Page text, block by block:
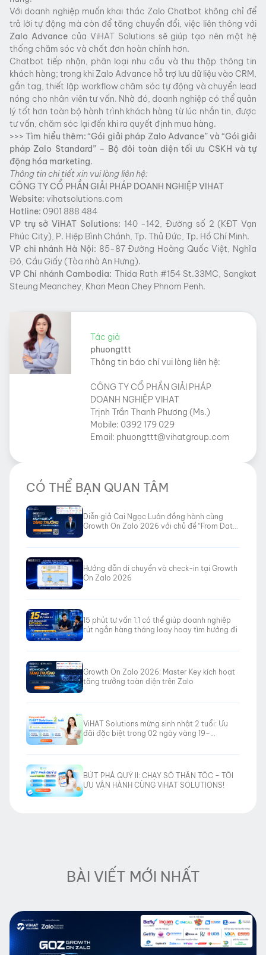
Với doanh nghiệp muốn khai thác Zalo Chatbot không chỉ để
trả lời tự động mà còn để tăng chuyển đổi, việc liên thông với
Zalo Advancecủa ViHAT Solutions sẽ giúp tạo nên một hệ
thống chăm sóc và chốt đơn hoàn chỉnh hơn.
Chatbot tiếp nhận, phân loại nhu cầu và thu thập thông tin
khách hàng; trong khi Zalo Advance hỗ trợ lưu dữ liệu vào CRM,
gắn tag, thiết lập workflow chăm sóc tự động và chuyển lead
nóng cho nhân viên tư vấn. Nhờ đó, doanh nghiệp có thể quản
lý tốt hơn toàn bộ hành trình khách hàng từ lúc nhắn tin, được
tư vấn, chăm sóc lại đến khi ra quyết định mua hàng.
>>> Tìm hiểu thêm:“Gói giải pháp Zalo Advance” và “Gói giải
pháp Zalo Standard” – Bộ đôi toàn diện tối ưu CSKH và tự
động hóa marketing.
Thông tin chi tiết xin vui lòng liên hệ:
CÔNG TY CỔ PHẦN GIẢI PHÁP DOANH NGHIỆP VIHAT
Website: vihatsolutions.com
Hotline: 0901 888 484
VP trụ sởViHAT Solutions: 140 -142, Đường số 2 (KĐT Vạn
Phúc City), P. Hiệp Bình Chánh, Tp. Thủ Đức, Tp. Hồ Chí Minh.
VP chi nhánh Hà Nội: 85-87 Đường Hoàng Quốc Việt, Nghĩa
Đô, Cầu Giấy (Tòa nhà An Hưng).
VP Chi nhánh Cambodia: Thida Rath #154 St.33MC, Sangkat
Steung Meanchey, Khan Mean Chey Phnom Penh.
Tác giả
phuongttt
Thông tin báo chí vui lòng liên hệ:
CÔNG TY CỔ PHẦN GIẢI PHÁP
DOANH NGHIỆP VIHAT
Trịnh Trần Thanh Phương (Ms.)
Mobile: 0392 179 029
Email: phuongttt@vihatgroup.com
CÓ THỂ BẠN QUAN TÂM
Diễn giả Cai Ngọc Luân đồng hành cùng
Growth On Zalo 2026 với chủ đề “From Data
Hướng dẫn di chuyển và check-in tại Growth
On Zalo 2026
15 phút tư vấn 1:1 có thể giúp doanh nghiệp
rút ngắn hàng tháng loay hoay tìm hướng đi
Growth On Zalo 2026: Master Key kích hoạt
tăng trưởng toàn diện trên Zalo
ViHAT Solutions mừng sinh nhật 2 tuổi: Ưu
đãi đặc biệt trong 02 ngày vàng 19–
BỨT PHÁ QUÝ II: CHẠY SỐ THẦN TỐC – TỐI
ƯU VẬN HÀNH CÙNG ViHAT SOLUTIONS!
BÀI VIẾT MỚI NHẤT